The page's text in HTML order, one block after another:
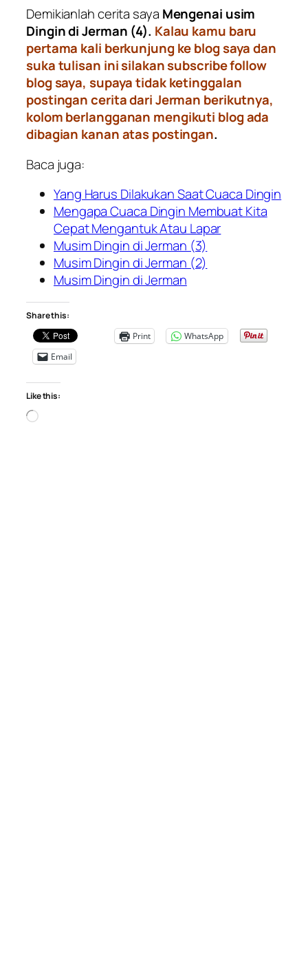
Demikianlah cerita saya Mengenai usim
Dingin di Jerman (4). Kalau kamu baru
pertama kali berkunjung ke blog saya dan
suka tulisan ini silakan subscribe follow
blog saya, supaya tidak ketinggalan
postingan cerita dari Jerman berikutnya,
kolom berlangganan mengikuti blog ada
dibagian kanan atas postingan.
Baca juga:
Yang Harus Dilakukan Saat Cuaca Dingin
Mengapa Cuaca Dingin Membuat Kita
Cepat Mengantuk Atau Lapar
Musim Dingin di Jerman (3)
Musim Dingin di Jerman (2)
Musim Dingin di Jerman
Share this:
Print
WhatsApp
Email
Like this:
Loading…